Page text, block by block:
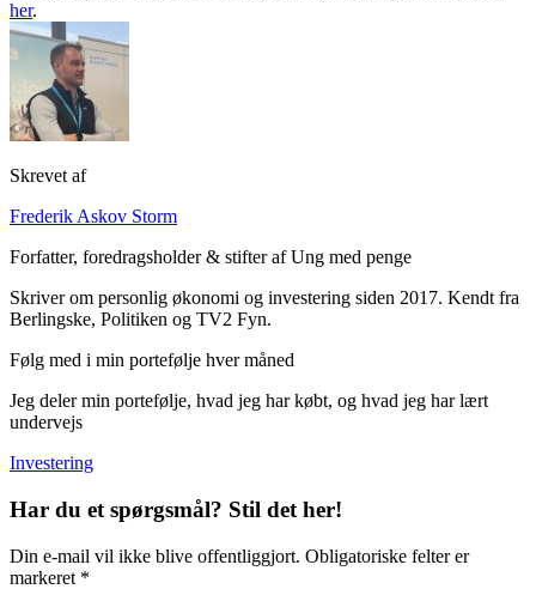
her.
Skrevet af
Frederik Askov Storm
Forfatter, foredragsholder & stifter af Ung med penge
Skriver om personlig økonomi og investering siden 2017. Kendt fra
Berlingske, Politiken og TV2 Fyn.
Følg med i min portefølje hver måned
Jeg deler min portefølje, hvad jeg har købt, og hvad jeg har lært
undervejs
Investering
Har du et spørgsmål? Stil det her!
Din e-mail vil ikke blive offentliggjort. Obligatoriske felter er
markeret *